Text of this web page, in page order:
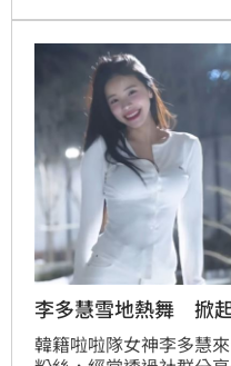
灣人能跟雪地越來越熟
李多慧雪地熱舞 掀
韓籍啦啦隊女神李多慧